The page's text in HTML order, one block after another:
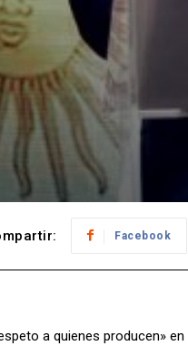
Facebook
a quienes producen»